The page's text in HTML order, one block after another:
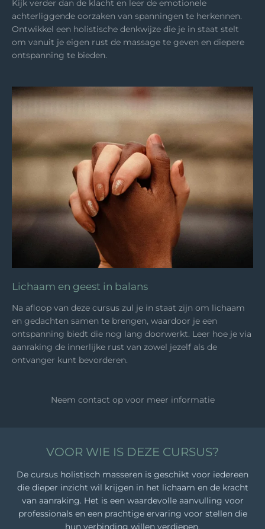
Kijk verder dan de klacht en leer de emotionele
achterliggende oorzaken van spanningen te herkennen.
Ontwikkel een holistische denkwijze die je in staat stelt
om vanuit je eigen rust de massage te geven en diepere
ontspanning te bieden.
Lichaam en geest in balans
Na afloop van deze cursus zul je in staat zijn om lichaam
en gedachten samen te brengen, waardoor je een
ontspanning biedt die nog lang doorwerkt. Leer hoe je via
aanraking de innerlijke rust van zowel jezelf als de
ontvanger kunt bevorderen.
Neem contact op voor meer informatie
VOOR WIE IS DEZE CURSUS?
De cursus holistisch masseren is geschikt voor iedereen
die dieper inzicht wil krijgen in het lichaam en de kracht
van aanraking. Het is een waardevolle aanvulling voor
professionals en een prachtige ervaring voor stellen die
hun verbinding willen verdiepen.